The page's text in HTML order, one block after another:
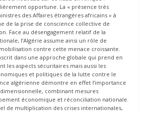
opportune. La « présence très
des Affaires étrangères africains » à
de la prise de conscience collective de
Face au désengagement relatif de la
l’Algérie assume ainsi un rôle de
contre cette menace croissante.
dans une approche globale qui prend en
les aspects sécuritaires mais aussi les
et politiques de la lutte contre le
algérienne démontre en effet l’importance
combinant mesures
économique et réconciliation nationale.
de multiplication des crises internationales,